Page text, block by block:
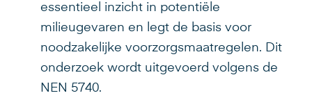
essentieel inzicht in potentiële
milieugevaren en legt de basis voor
noodzakelijke voorzorgsmaatregelen. Dit
onderzoek wordt uitgevoerd volgens de
NEN 5740.